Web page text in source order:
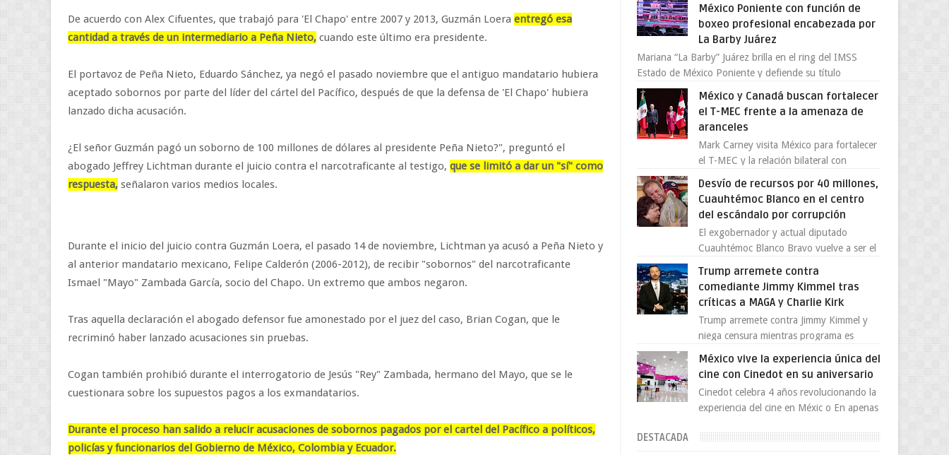
De acuerdo con Alex Cifuentes, que trabajó para 'El Chapo' entre 2007 y 2013, Guzmán Loera entregó esa
cantidad a través de un intermediario a Peña Nieto, cuando este último era presidente.
El portavoz de Peña Nieto, Eduardo Sánchez, ya negó el pasado noviembre que el antiguo mandatario hubiera
aceptado sobornos por parte del líder del cártel del Pacífico, después de que la defensa de 'El Chapo' hubiera
lanzado dicha acusación.
¿El señor Guzmán pagó un soborno de 100 millones de dólares al presidente Peña Nieto?", preguntó el
abogado Jeffrey Lichtman durante el juicio contra el narcotraficante al testigo, que se limitó a dar un "sí" como
respuesta, señalaron varios medios locales.
Durante el inicio del juicio contra Guzmán Loera, el pasado 14 de noviembre, Lichtman ya acusó a Peña Nieto y
al anterior mandatario mexicano, Felipe Calderón (2006-2012), de recibir "sobornos" del narcotraficante
Ismael "Mayo" Zambada García, socio del Chapo. Un extremo que ambos negaron.
Tras aquella declaración el abogado defensor fue amonestado por el juez del caso, Brian Cogan, que le
recriminó haber lanzado acusaciones sin pruebas.
Cogan también prohibió durante el interrogatorio de Jesús "Rey" Zambada, hermano del Mayo, que se le
cuestionara sobre los supuestos pagos a los exmandatarios.
Durante el proceso han salido a relucir acusaciones de sobornos pagados por el cartel del Pacífico a políticos,
policías y funcionarios del Gobierno de México, Colombia y Ecuador.
México Poniente con función de
boxeo profesional encabezada por
La Barby Juárez
Mariana “La Barby” Juárez brilla en el ring del IMSS
Estado de México Poniente y defiende su título
Supergallo La Unidad Deportiva Cuauhtémo...
México y Canadá buscan fortalecer
el T-MEC frente a la amenaza de
aranceles
Mark Carney visita México para fortalecer
el T-MEC y la relación bilateral con
Canadá En medio de la tensión comercial
provocada por la ofen...
Desvío de recursos por 40 millones,
Cuauhtémoc Blanco en el centro
del escándalo por corrupción
El exgobernador y actual diputado
Cuauhtémoc Blanco Bravo vuelve a ser el
enfrentando señalamientos por...
Trump arremete contra
comediante Jimmy Kimmel tras
críticas a MAGA y Charlie Kirk
Trump arremete contra Jimmy Kimmel y
niega censura mientras programa es
programa Jimmy Kimmel Live! ...
México vive la experiencia única del
cine con Cinedot en su aniversario
Cinedot celebra 4 años revolucionando la
experiencia del cine en Méxic o En apenas
es posible reinve...
DESTACADA